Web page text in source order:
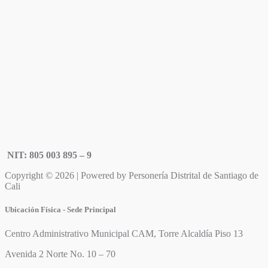
NIT: 805 003 895 – 9
Copyright © 2026 | Powered by Personería Distrital de Santiago de
Cali
Ubicación Física - Sede Principal
Centro Administrativo Municipal CAM, Torre Alcaldía Piso 13
Avenida 2 Norte No. 10 – 70